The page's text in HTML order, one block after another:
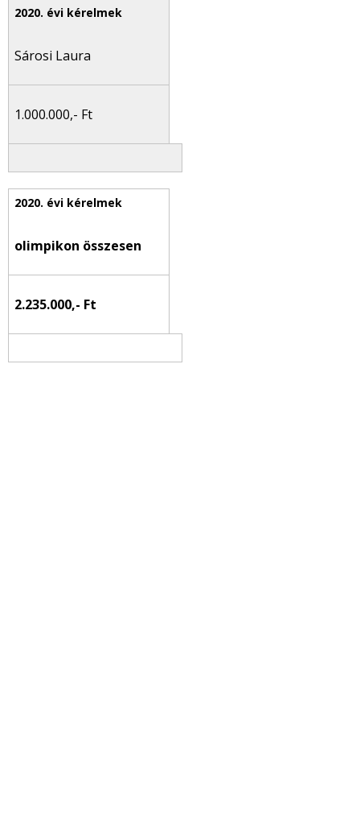
Sárosi Laura
1.000.000,- Ft
olimpikon összesen
2.235.000,- Ft